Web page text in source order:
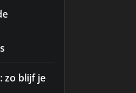
zo blijf je